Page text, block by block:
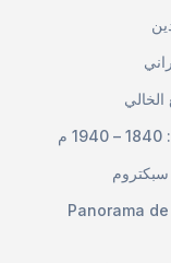
الخالي
م
Panorama